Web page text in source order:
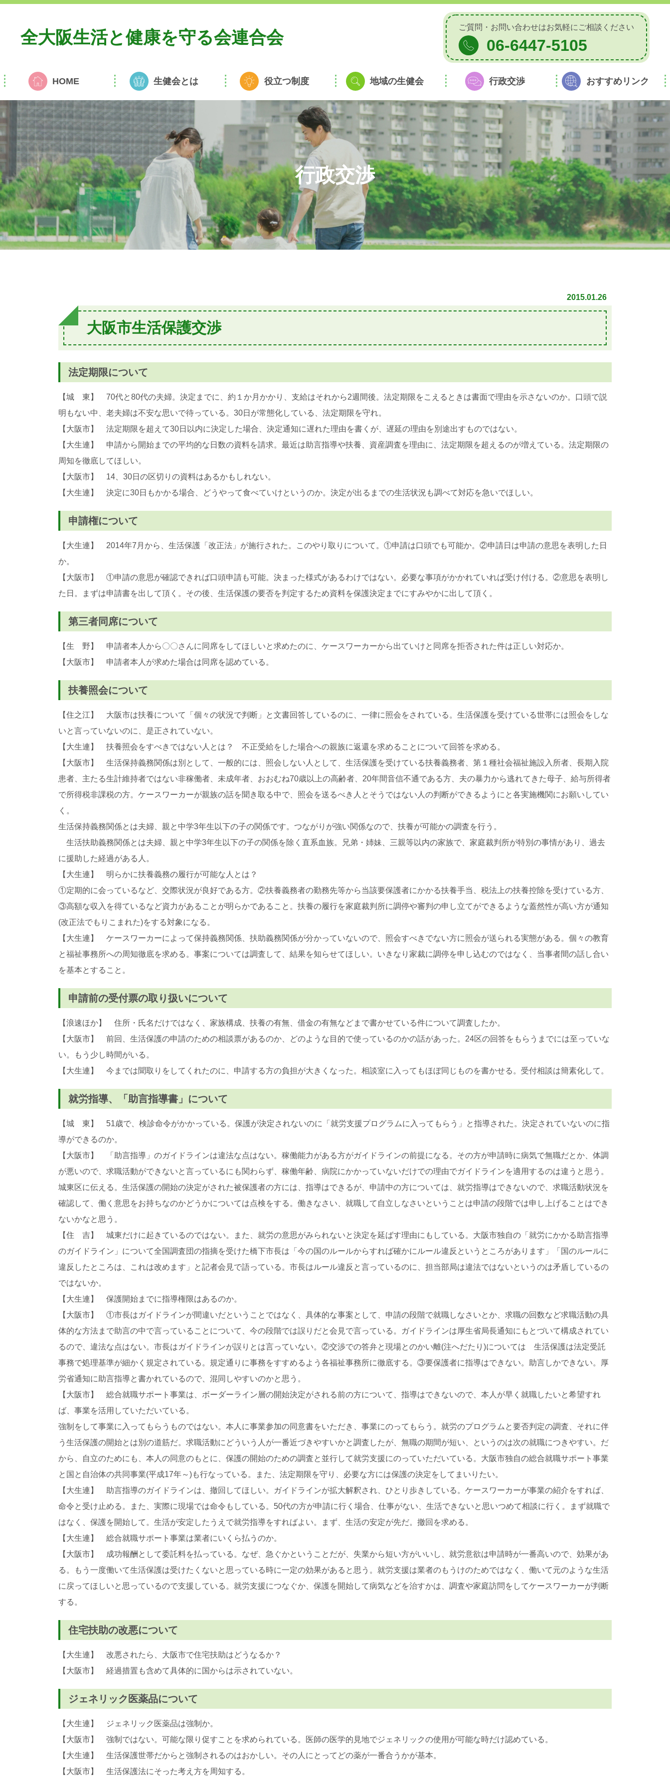
全大阪生活と健康を守る会連合会
ご質問・お問い合わせはお気軽にご相談ください
06-6447-5105
HOME 生健会とは 役立つ制度 地域の生健会 行政交渉 おすすめリンク
行政交渉
2015.01.26
大阪市生活保護交渉
法定期限について
【城 東】 70代と80代の夫婦。決定までに、約１か月かかり、支給はそれから2週間後。法定期限をこえるときは書面で理由を示さないのか。口頭で説
明もない中、老夫婦は不安な思いで待っている。30日が常態化している、法定期限を守れ。
【大阪市】 法定期限を超えて30日以内に決定した場合、決定通知に遅れた理由を書くが、遅延の理由を別途出すものではない。
【大生連】 申請から開始までの平均的な日数の資料を請求。最近は助言指導や扶養、資産調査を理由に、法定期限を超えるのが増えている。法定期限の
周知を徹底してほしい。
【大阪市】 14、30日の区切りの資料はあるかもしれない。
【大生連】 決定に30日もかかる場合、どうやって食べていけというのか。決定が出るまでの生活状況も調べて対応を急いでほしい。
申請権について
【大生連】 2014年7月から、生活保護「改正法」が施行された。このやり取りについて。①申請は口頭でも可能か。②申請日は申請の意思を表明した日
か。
【大阪市】 ①申請の意思が確認できれば口頭申請も可能。決まった様式があるわけではない。必要な事項がかかれていれば受け付ける。②意思を表明し
た日。まずは申請書を出して頂く。その後、生活保護の要否を判定するため資料を保護決定までにすみやかに出して頂く。
第三者同席について
【生 野】 申請者本人から〇〇さんに同席をしてほしいと求めたのに、ケースワーカーから出ていけと同席を拒否された件は正しい対応か。
【大阪市】 申請者本人が求めた場合は同席を認めている。
扶養照会について
【住之江】 大阪市は扶養について「個々の状況で判断」と文書回答しているのに、一律に照会をされている。生活保護を受けている世帯には照会をしな
いと言っていないのに、是正されていない。
【大生連】 扶養照会をすべきではない人とは？ 不正受給をした場合への親族に返還を求めることについて回答を求める。
【大阪市】 生活保持義務関係は別として、一般的には、照会しない人として、生活保護を受けている扶養義務者、第１種社会福祉施設入所者、長期入院
患者、主たる生計維持者ではない非稼働者、未成年者、おおむね70歳以上の高齢者、20年間音信不通である方、夫の暴力から逃れてきた母子、給与所得者
で所得税非課税の方。ケースワーカーが親族の話を聞き取る中で、照会を送るべき人とそうではない人の判断ができるようにと各実施機関にお願いしてい
く。
生活保持義務関係とは夫婦、親と中学3年生以下の子の関係です。つながりが強い関係なので、扶養が可能かの調査を行う。
生活扶助義務関係とは夫婦、親と中学3年生以下の子の関係を除く直系血族。兄弟・姉妹、三親等以内の家族で、家庭裁判所が特別の事情があり、過去
に援助した経過がある人。
【大生連】 明らかに扶養義務の履行が可能な人とは？
①定期的に会っているなど、交際状況が良好である方。②扶養義務者の勤務先等から当該要保護者にかかる扶養手当、税法上の扶養控除を受けている方、
③高額な収入を得ているなど資力があることが明らかであること。扶養の履行を家庭裁判所に調停や審判の申し立てができるような蓋然性が高い方が通知
(改正法でもりこまれた)をする対象になる。
【大生連】 ケースワーカーによって保持義務関係、扶助義務関係が分かっていないので、照会すべきでない方に照会が送られる実態がある。個々の教育
と福祉事務所への周知徹底を求める。事案については調査して、結果を知らせてほしい。いきなり家裁に調停を申し込むのではなく、当事者間の話し合い
を基本とすること。
申請前の受付票の取り扱いについて
【浪速ほか】 住所・氏名だけではなく、家族構成、扶養の有無、借金の有無などまで書かせている件について調査したか。
【大阪市】 前回、生活保護の申請のための相談票があるのか、どのような目的で使っているのかの話があった。24区の回答をもらうまでには至っていな
い。もう少し時間がいる。
【大生連】 今までは聞取りをしてくれたのに、申請する方の負担が大きくなった。相談室に入ってもほぼ同じものを書かせる。受付相談は簡素化して。
就労指導、「助言指導書」について
【城 東】 51歳で、検診命令がかかっている。保護が決定されないのに「就労支援プログラムに入ってもらう」と指導された。決定されていないのに指
導ができるのか。
【大阪市】 「助言指導」のガイドラインは違法な点はない。稼働能力がある方がガイドラインの前提になる。その方が申請時に病気で無職だとか、体調
が悪いので、求職活動ができないと言っているにも関わらず、稼働年齢、病院にかかっていないだけでの理由でガイドラインを適用するのは違うと思う。
城東区に伝える。生活保護の開始の決定がされた被保護者の方には、指導はできるが、申請中の方については、就労指導はできないので、求職活動状況を
確認して、働く意思をお持ちなのかどうかについては点検をする。働きなさい、就職して自立しなさいということは申請の段階では申し上げることはでき
ないかなと思う。
【住 吉】 城東だけに起きているのではない。また、就労の意思がみられないと決定を延ばす理由にもしている。大阪市独自の「就労にかかる助言指導
のガイドライン」について全国調査団の指摘を受けた橋下市長は「今の国のルールからすれば確かにルール違反というところがあります」「国のルールに
違反したところは、これは改めます」と記者会見で語っている。市長はルール違反と言っているのに、担当部局は違法ではないというのは矛盾しているの
ではないか。
【大生連】 保護開始までに指導権限はあるのか。
【大阪市】 ①市長はガイドラインが間違いだということではなく、具体的な事案として、申請の段階で就職しなさいとか、求職の回数など求職活動の具
体的な方法まで助言の中で言っていることについて、今の段階では誤りだと会見で言っている。ガイドラインは厚生省局長通知にもとづいて構成されてい
るので、違法な点はない。市長はガイドラインが誤りとは言っていない。②交渉での答弁と現場とのかい離(注へだたり)については 生活保護は法定受託
事務で処理基準が細かく規定されている。規定通りに事務をすすめるよう各福祉事務所に徹底する。③要保護者に指導はできない。助言しかできない。厚
労省通知に助言指導と書かれているので、混同しやすいのかと思う。
【大阪市】 総合就職サポート事業は、ボーダーライン層の開始決定がされる前の方について、指導はできないので、本人が早く就職したいと希望すれ
ば、事業を活用していただいている。
強制をして事業に入ってもらうものではない。本人に事業参加の同意書をいただき、事業にのってもらう。就労のプログラムと要否判定の調査、それに伴
う生活保護の開始とは別の道筋だ。求職活動にどういう人が一番近づきやすいかと調査したが、無職の期間が短い、というのは次の就職につきやすい。だ
から、自立のためにも、本人の同意のもとに、保護の開始のための調査と並行して就労支援にのっていただいている。大阪市独自の総合就職サポート事業
と国と自治体の共同事業(平成17年～)も行なっている。また、法定期限を守り、必要な方には保護の決定をしてまいりたい。
【大生連】 助言指導のガイドラインは、撤回してほしい。ガイドラインが拡大解釈され、ひとり歩きしている。ケースワーカーが事業の紹介をすれば、
命令と受け止める。また、実際に現場では命令もしている。50代の方が申請に行く場合、仕事がない、生活できないと思いつめて相談に行く。まず就職で
はなく、保護を開始して。生活が安定したうえで就労指導をすればよい。まず、生活の安定が先だ。撤回を求める。
【大生連】 総合就職サポート事業は業者にいくら払うのか。
【大阪市】 成功報酬として委託料を払っている。なぜ、急ぐかということだが、失業から短い方がいいし、就労意欲は申請時が一番高いので、効果があ
る。もう一度働いて生活保護は受けたくないと思っている時に一定の効果があると思う。就労支援は業者のもうけのためではなく、働いて元のような生活
に戻ってほしいと思っているので支援している。就労支援につなぐか、保護を開始して病気などを治すかは、調査や家庭訪問をしてケースワーカーが判断
する。
住宅扶助の改悪について
【大生連】 改悪されたら、大阪市で住宅扶助はどうなるか？
【大阪市】 経過措置も含めて具体的に国からは示されていない。
ジェネリック医薬品について
【大生連】 ジェネリック医薬品は強制か。
【大阪市】 強制ではない。可能な限り促すことを求められている。医師の医学的見地でジェネリックの使用が可能な時だけ認めている。
【大生連】 生活保護世帯だからと強制されるのはおかしい。その人にとってどの薬が一番合うかが基本。
【大阪市】 生活保護法にそった考え方を周知する。